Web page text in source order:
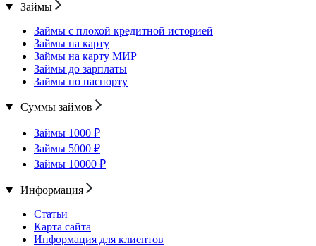
Займы
Займы с плохой кредитной историей
Займы на карту
Займы на карту МИР
Займы до зарплаты
Займы по паспорту
Суммы займов
Займы 1000 ₽
Займы 5000 ₽
Займы 10000 ₽
Информация
Статьи
Карта сайта
Информация для клиентов